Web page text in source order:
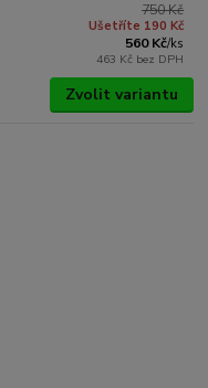
750 Kč
Ušetříte 190 Kč
560 Kč/ks
463 Kč bez DPH
Zvolit variantu